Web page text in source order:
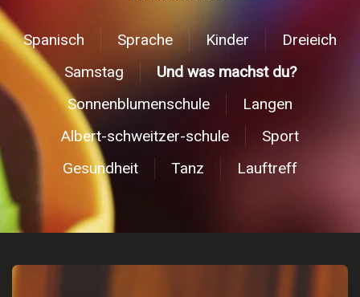
Spanisch Sprache Kinder
Dreieich
Samstag
Und was machst du?
Sonnenblumenschule
Langen
Albert-schweitzer-schule
Sport
Gesundheit
Tanz Lauftreff